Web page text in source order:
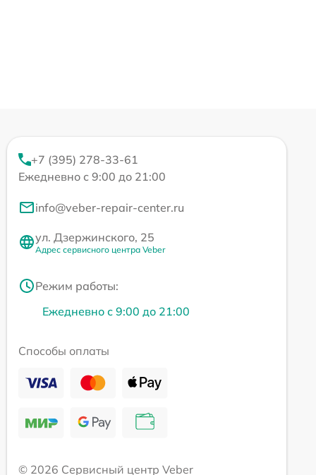
+7 (395) 278-33-61
Ежедневно с 9:00 до 21:00
info@veber-repair-center.ru
ул. Дзержинского, 25
Адрес сервисного центра Veber
Режим работы:
Ежедневно с 9:00 до 21:00
Способы оплаты
© 2026 Сервисный центр Veber